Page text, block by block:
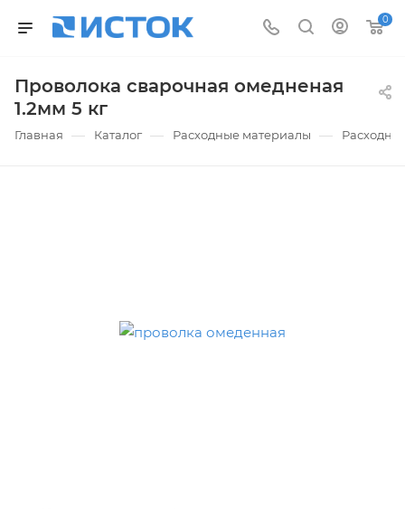
0
Проволока сварочная омедненая
1.2мм 5 кг
Главная — Каталог — Расходные материалы —